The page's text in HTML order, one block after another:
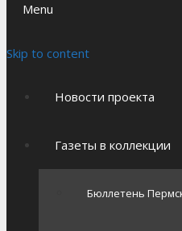
Menu
Skip to content
Новости проекта
Газеты в коллекции
Бюллетень